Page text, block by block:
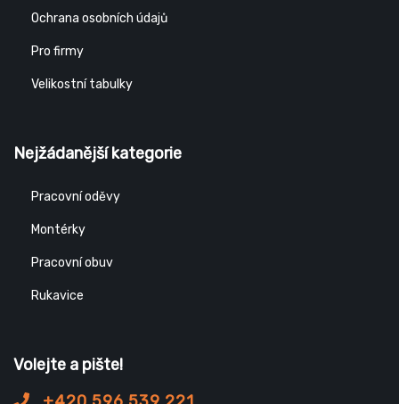
Ochrana osobních údajů
Pro firmy
Velikostní tabulky
Nejžádanější kategorie
Pracovní oděvy
Montérky
Pracovní obuv
Rukavice
Volejte a pište!